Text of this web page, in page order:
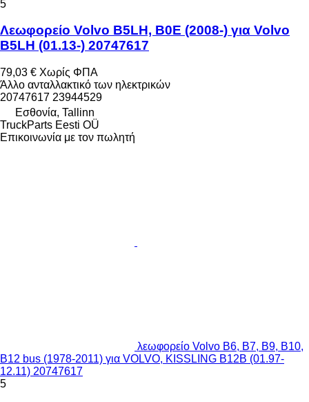
5
Λεωφορείο Volvo B5LH, B0E (2008-) για Volvo
B5LH (01.13-) 20747617
79,03 € Χωρίς ΦΠΑ
Άλλο ανταλλακτικό των ηλεκτρικών
20747617 23944529
Εσθονία, Tallinn
TruckParts Eesti OÜ
Επικοινωνία με τον πωλητή
λεωφορείο Volvo B6, B7, B9, B10,
B12 bus (1978-2011) για VOLVO, KISSLING B12B (01.97-
12.11) 20747617
5